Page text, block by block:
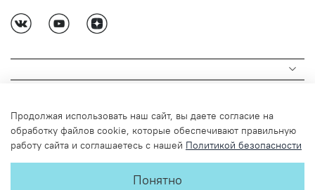
Продолжая использовать наш сайт, вы даете согласие на
обработку файлов cookie, которые обеспечивают правильную
работу сайта и соглашаетесь с нашей Политикой безопасности
Понятно